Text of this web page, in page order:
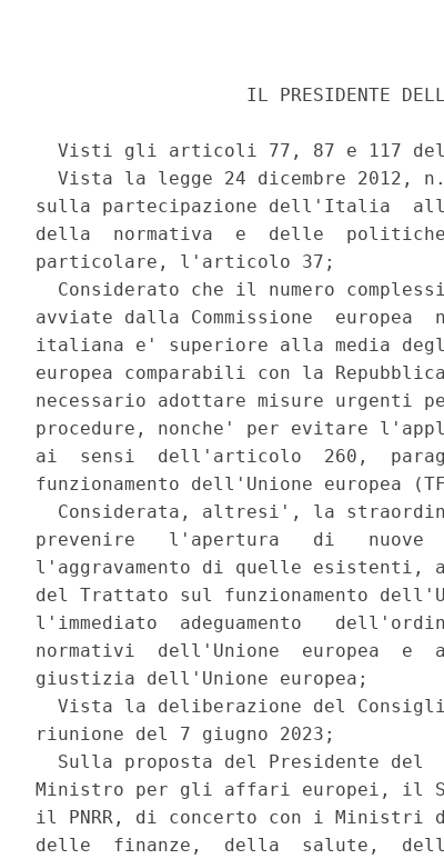
IL PRESIDENTE
Visti gli articoli 77, 87 e 117
Vista la legge 24 dicembre 2012,
sulla partecipazione dell'Italia
della  normativa  e  delle
particolare, l'articolo 37;
Considerato che il numero
avviate dalla Commissione
italiana e' superiore alla media
europea comparabili con la
necessario adottare misure
procedure, nonche' per evitare
ai  sensi  dell'articolo  260,
funzionamento dell'Unione europea
Considerata, altresi', la
prevenire   l'apertura   di   nuove
l'aggravamento di quelle
del Trattato sul funzionamento
l'immediato  adeguamento
normativi  dell'Unione  europea  e
giustizia dell'Unione europea;
Vista la deliberazione del
riunione del 7 giugno 2023;
Sulla proposta del Presidente del
Ministro per gli affari europei, il
il PNRR, di concerto con i Ministri
delle  finanze,  della  salute,